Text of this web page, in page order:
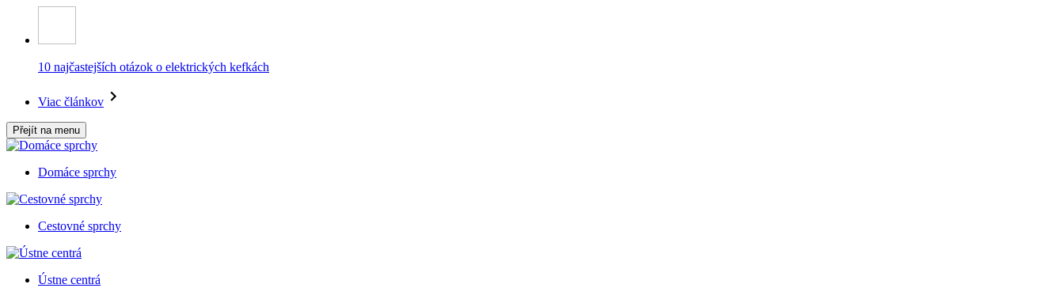
10 najčastejších otázok o elektrických kefkách
Viac článkov
Přejít na menu
Domáce sprchy
Cestovné sprchy
Ústne centrá